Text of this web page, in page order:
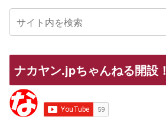
ナカヤン.jpちゃんねる開設！